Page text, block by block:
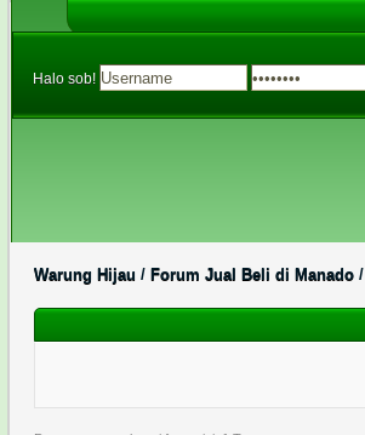
Halo sob!
Warung Hijau / Forum Jual Beli di Manado /